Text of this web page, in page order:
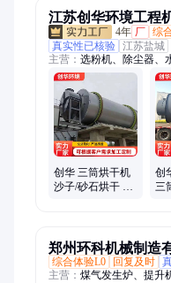
江苏创华环境工程
4年 厂 综
真实性已核验 江苏盐城
主营： 选粉机、除尘器、
干机生产线、兰炭烘干机
化钙选粉机、钙粉选粉机
粉机、复合式选粉机、机
粉机、布袋除尘器、粉煤
脉冲除尘器、袋式除尘器
创华 三筒烘干机
沙子/砂石烘干 黄
创
三
郑州环科机械制造
综合体验L0
回复及时
主营： 煤气发生炉、提升